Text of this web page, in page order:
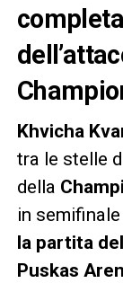
Khvicha
tra le stelle
della
in
la partita
Puskas